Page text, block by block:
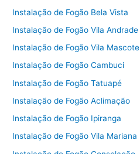
Instalação de Fogão Bela Vista
Instalação de Fogão Vila Andrade
Instalação de Fogão Vila Mascote
Instalação de Fogão Cambuci
Instalação de Fogão Tatuapé
Instalação de Fogão Aclimação
Instalação de Fogão Ipiranga
Instalação de Fogão Vila Mariana